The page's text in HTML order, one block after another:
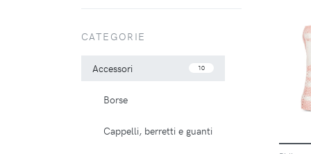
CATEGORIE
Accessori 10
Borse
Cappelli, berretti e guanti